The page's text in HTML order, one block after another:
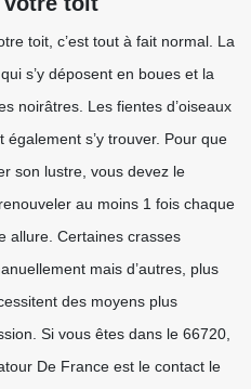
toit, c’est tout à fait normal. La
s’y déposent en boues et la
noirâtres. Les fientes d’oiseaux
s’y trouver. Pour que
son lustre, vous devez le
au moins 1 fois chaque
allure. Certaines crasses
mais d’autres, plus
des moyens plus
Si vous êtes dans le 66720,
De France est le contact le